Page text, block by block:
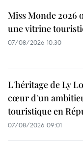
Miss Monde 2026
une vitrine
07/08/2026 10:30
L'héritage de Ly
cœur d'un
touristique en
07/08/2026 09:01